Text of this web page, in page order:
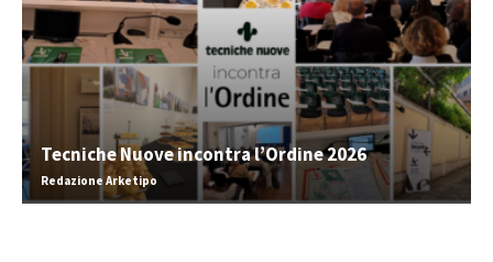
Tecniche Nuove incontra l’Ordine 2026
Redazione Arketipo